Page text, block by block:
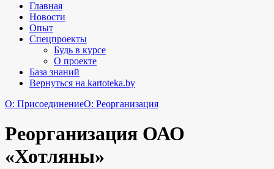
Главная
Новости
Опыт
Спецпроекты
Будь в курсе
О проекте
База знаний
Вернуться на kartoteka.by
O: ПрисоединениеO: Реорганизация
Реорганизация ОАО
«Хотляны»